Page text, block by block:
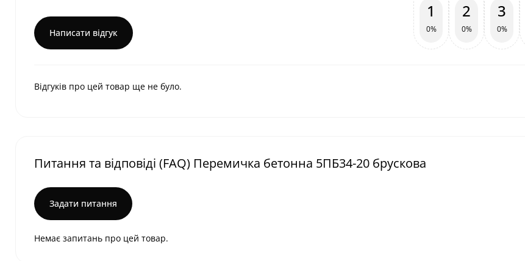
Написати відгук
1
0%
2
0%
3
0%
Відгуків про цей товар ще не було.
Питання та відповіді (FAQ) Перемичка бетонна 5ПБ34-20 брускова
Задати питання
Немає запитань про цей товар.